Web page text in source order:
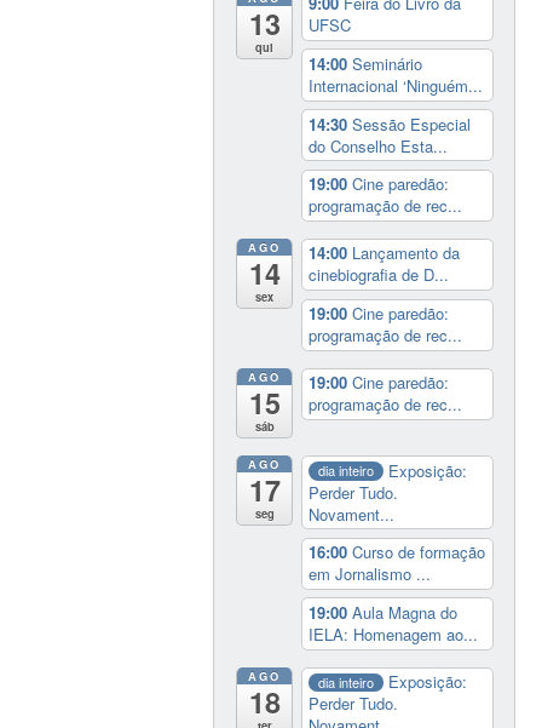
13
qui
UFSC
14:00Seminário
Internacional ‘Ninguém...
14:30Sessão Especial
do Conselho Esta...
19:00Cine paredão:
programação de rec...
AGO
14
sex
14:00 Lançamento da
cinebiografia de D...
19:00Cine paredão:
programação de rec...
AGO
15
sáb
19:00Cine paredão:
programação de rec...
AGO
17
seg
dia inteiro
Exposição:
Perder Tudo.
Novament...
16:00Curso de formação
em Jornalismo ...
19:00Aula Magna do
IELA: Homenagem ao...
AGO
18
dia inteiro
Exposição:
Perder Tudo.